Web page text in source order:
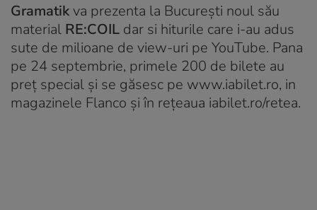
Gramatikva prezenta la București noul său
material RE:COIL dar si hiturile care i-au adus
sute de milioane de view-uri pe YouTube. Pana
pe 24 septembrie, primele 200 de bilete au
preț special și se găsesc pe www.iabilet.ro, in
magazinele Flanco și în rețeaua iabilet.ro/retea.